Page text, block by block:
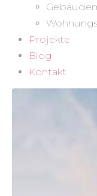
Projekte
Blog
Kontakt